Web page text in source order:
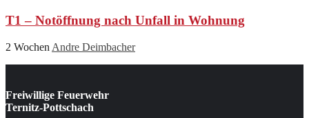
T1 – Notöffnung nach Unfall in Wohnung
2 WochenAndre Deimbacher
Freiwillige Feuerwehr
Ternitz-Pottschach